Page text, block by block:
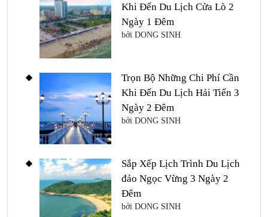
Khi Đến Du Lịch Cửa Lò 2
Ngày 1 Đêm
bởi DONG SINH
Trọn Bộ Những Chi Phí Cần
Khi Đến Du Lịch Hải Tiến 3
Ngày 2 Đêm
bởi DONG SINH
Sắp Xếp Lịch Trình Du Lịch
đảo Ngọc Vừng 3 Ngày 2
Đêm
bởi DONG SINH